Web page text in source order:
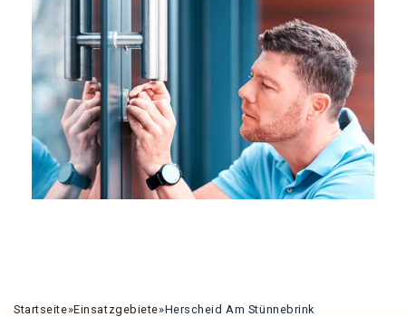
Startseite»Einsatzgebiete»Herscheid Am Stünnebrink